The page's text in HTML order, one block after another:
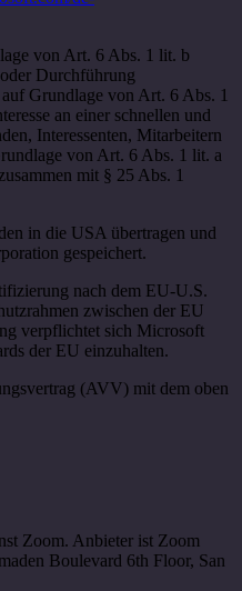
von Art. 6 Abs. 1 lit. b
Durchführung
Grundlage von Art. 6 Abs. 1
an einer schnellen und
Interessenten, Mitarbeitern
von Art. 6 Abs. 1 lit. a
mit § 25 Abs. 1
in die USA übertragen und
gespeichert.
nach dem EU-U.S.
zwischen der EU
verpflichtet sich Microsoft
der EU einzuhalten.
(AVV) mit dem oben
Zoom. Anbieter ist Zoom
Boulevard 6th Floor, San